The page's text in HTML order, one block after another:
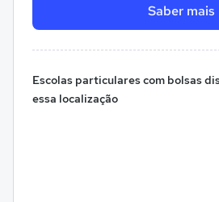
Saber mais
Escolas particulares com bolsas
essa localização